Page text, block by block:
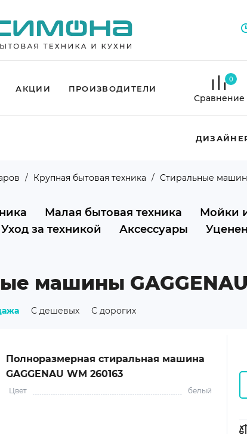
АКЦИИ ПРОИЗВОДИТЕЛИ
Сравнение
0
Крупная бытовая техника Стиральные
Малая бытовая техника
Мойки
Уход за техникой Аксессуары
машины GAGGENAU
С дешевых С дорогих
Полноразмерная стиральная машина
GAGGENAU WM 260163
Цвет белый